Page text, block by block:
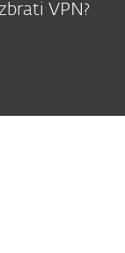
VPN?